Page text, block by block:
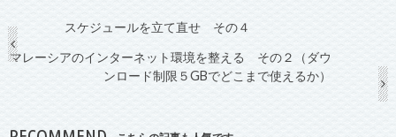
スケジュールを立て直せ その４
マレーシアのインターネット環境を整える その２（ダウ
ンロード制限５GBでどこまで使えるか）